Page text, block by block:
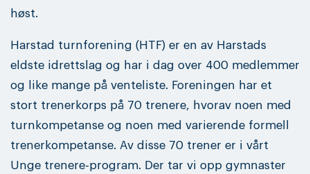
høst.
Harstad turnforening (HTF) er en av Harstads
eldste idrettslag og har i dag over 400 medlemmer
og like mange på venteliste. Foreningen har et
stort trenerkorps på 70 trenere, hvorav noen med
turnkompetanse og noen med varierende formell
trenerkompetanse. Av disse 70 trener er i vårt
Unge trenere-program. Der tar vi opp gymnaster